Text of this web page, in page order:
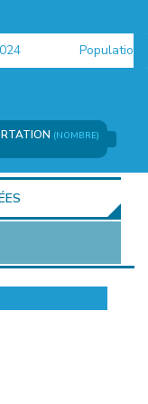
Population
(NOMBRE)